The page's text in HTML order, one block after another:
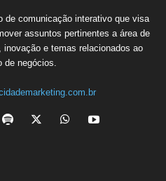
de comunicação interativo que visa
assuntos pertinentes a área de
e temas relacionados ao
de negócios.